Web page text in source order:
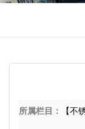
所属栏目： 【不